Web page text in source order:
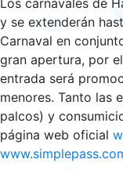
Los carnavales de
y se extenderán
Carnaval en
gran apertura, por
entrada será
menores. Tanto las
palcos) y
página web oficial